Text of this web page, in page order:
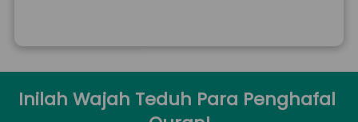
Inilah Wajah Teduh Para Penghafal